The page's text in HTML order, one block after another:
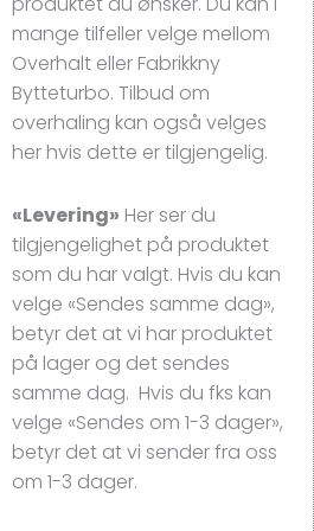
mange tilfeller velge mellom
Overhalt eller Fabrikkny
Bytteturbo. Tilbud om
overhaling kan også velges
her hvis dette er tilgjengelig.
«Levering» Her ser du
tilgjengelighet på produktet
som du har valgt. Hvis du kan
velge «Sendes samme dag»,
betyr det at vi har produktet
på lager og det sendes
samme dag. Hvis du fks kan
velge «Sendes om 1-3 dager»,
betyr det at vi sender fra oss
om 1-3 dager.